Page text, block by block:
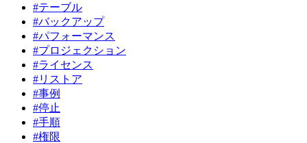
#テーブル
#バックアップ
#パフォーマンス
#プロジェクション
#ライセンス
#リストア
#事例
#停止
#手順
#権限